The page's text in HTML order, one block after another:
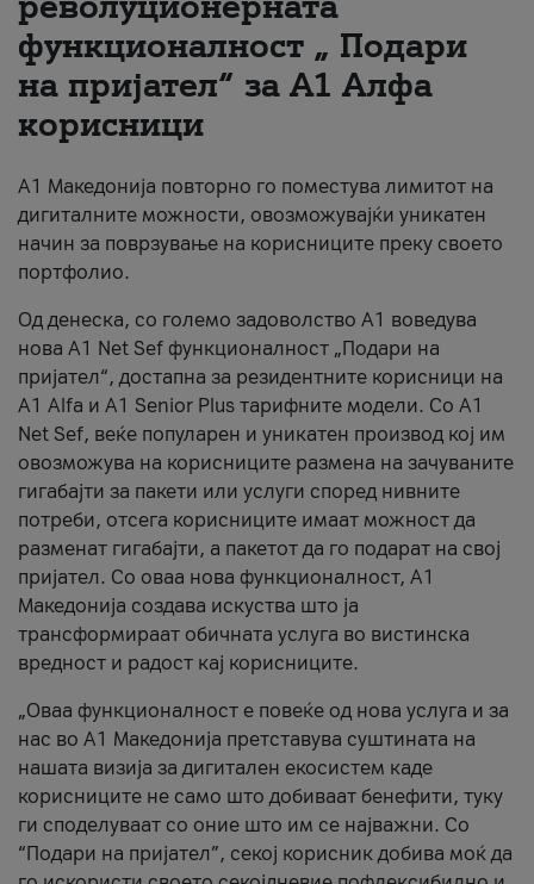
За нас
#ПодобарОнлајн
функционалност „ Подари
на пријател“ за А1 Алфа
корисници
А1 Македонија повторно го поместува лимитот на
дигиталните можности, овозможувајќи уникатен
начин за поврзување на корисниците преку своето
портфолио.
Од денеска, со големо задоволство А1 воведува
нова A1 Net Sef функционалност „Подари на
пријател“, достапна за резидентните корисници на
А1 Alfa и A1 Senior Plus тарифните модели. Со A1
Net Sef, веќе популарен и уникатен производ кој им
овозможува на корисниците размена на зачуваните
гигабајти за пакети или услуги според нивните
потреби, отсега корисниците имаат можност да
разменат гигабајти, а пакетот да го подарат на свој
пријател. Со оваа нова функционалност, А1
Македонија создава искуства што ја
трансформираат обичната услуга во вистинска
вредност и радост кај корисниците.
„Оваа функционалност е повеќе од нова услуга и за
нас во А1 Македонија претставува суштината на
нашата визија за дигитален екосистем каде
корисниците не само што добиваат бенефити, туку
ги споделуваат со оние што им се најважни. Со
“Подари на пријател”, секој корисник добива моќ да